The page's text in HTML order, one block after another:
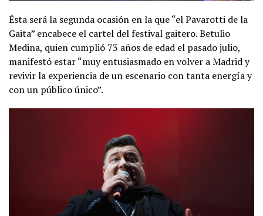
Ésta será la segunda ocasión en la que “el Pavarotti de la
Gaita” encabece el cartel del festival gaitero. Betulio
Medina, quien cumplió 73 años de edad el pasado julio,
manifestó estar “muy entusiasmado en volver a Madrid y
revivir la experiencia de un escenario con tanta energía y
con un público único”.